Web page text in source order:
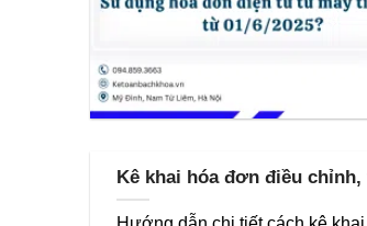
Kê khai hóa đơn điều